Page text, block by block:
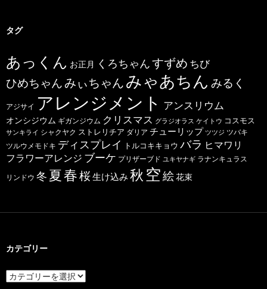
タグ
あっくん お正月 くろちゃんすずめ ちび
ひめちゃんみぃちゃん みゃあちん みるく
アジサイ アレンジメント アンスリウム
オンシジウム ギガンジウム クリスマス グラジオラス ケイトウ コスモス
サンキライ シャクヤク ストレリチア ダリア チューリップ ツツジ ツバキ
ツルウメモドキ ディスプレイ トルコキキョウ バラ ヒマワリ
フラワーアレンジ ブーケ プリザーブド ユキヤナギ ラナンキュラス
リンドウ 冬 夏春桜生け込み 秋 空絵花束
カテゴリー
カ
テ